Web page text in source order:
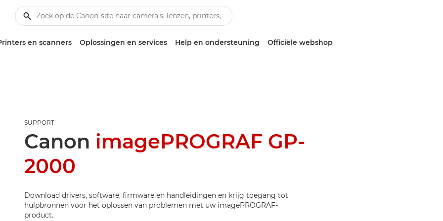
en scanners Oplossingen en services Help en ondersteuning Officiële webshop
SUPPORT
Canon imagePROGRAF GP-
2000
Download drivers, software, firmware en handleidingen en krijg toegang tot
hulpbronnen voor het oplossen van problemen met uw imagePROGRAF-
product.